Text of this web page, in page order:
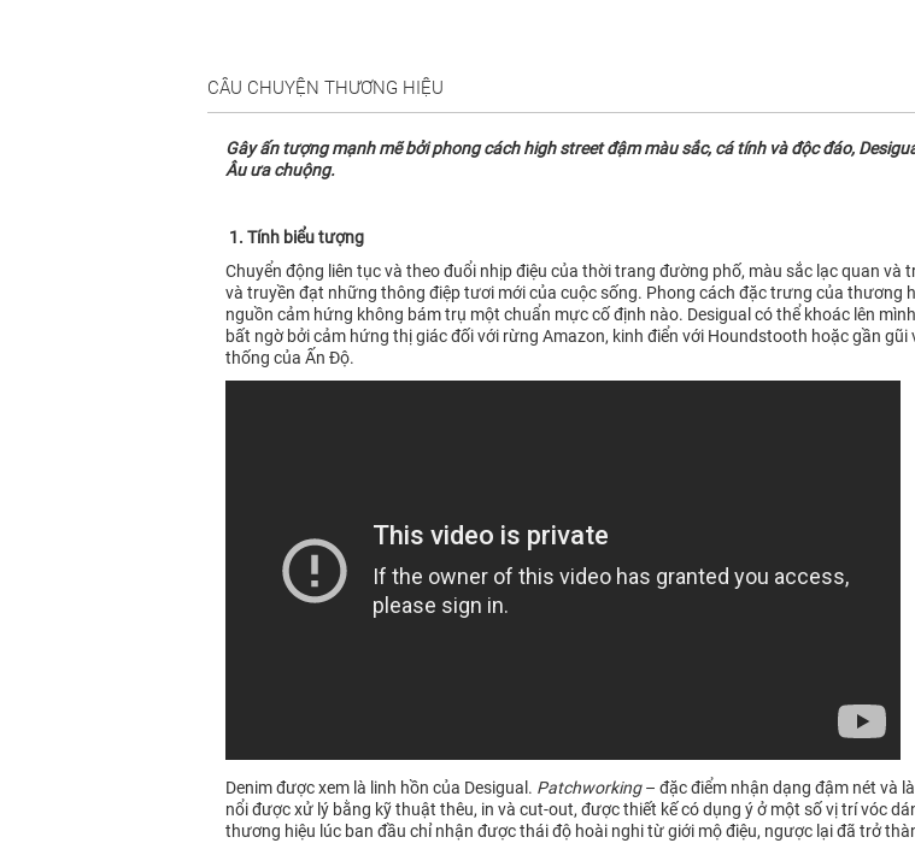
CÂU CHUYỆN THƯƠNG HIỆU
Gây ấn tượng mạnh mẽ bởi phong cách high street đậm màu sắc, cá tính và độc đáo,
Âu ưa chuộng.
1. Tính biểu tượng
Chuyển động liên tục và theo đuổi nhịp điệu của thời trang đường phố, màu sắc lạc quan
và truyền đạt những thông điệp tươi mới của cuộc sống. Phong cách đặc trưng của thương
nguồn cảm hứng không bám trụ một chuẩn mực cố định nào. Desigual có thể khoác lên
bất ngờ bởi cảm hứng thị giác đối với rừng Amazon, kinh điển với Houndstooth hoặc gần
thống của Ấn Độ.
Denim được xem là linh hồn của Desigual. Patchworking– đặc điểm nhận dạng đậm nét và
nổi được xử lý bằng kỹ thuật thêu, in và cut-out, được thiết kế có dụng ý ở một số vị trí vóc
thương hiệu lúc ban đầu chỉ nhận được thái độ hoài nghi từ giới mộ điệu, ngược lại đã trở